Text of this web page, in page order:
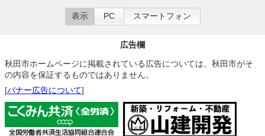
表示 PC スマートフォン
広告欄
秋田市ホームページに掲載されている広告については、秋田市がそ
の内容を保証するものではありません。
[バナー広告について]